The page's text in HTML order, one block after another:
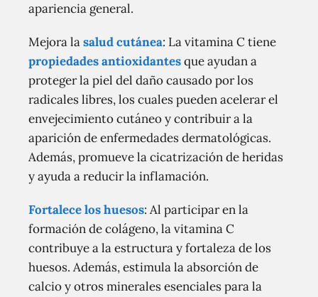
apariencia general.
Mejora lasalud cutánea: La vitamina C tiene
propiedades antioxidantesque ayudan a
proteger la piel del daño causado por los
radicales libres, los cuales pueden acelerar el
envejecimiento cutáneo y contribuir a la
aparición de enfermedades dermatológicas.
Además, promueve la cicatrización de heridas
y ayuda a reducir la inflamación.
Fortalece los huesos: Al participar en la
formación de colágeno, la vitamina C
contribuye a la estructura y fortaleza de los
huesos. Además, estimula la absorción de
calcio y otros minerales esenciales para la